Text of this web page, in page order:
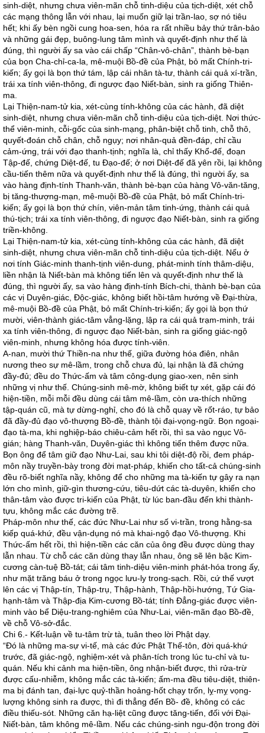
sinh-diệt, nhưng chưa viên-mãn chỗ tinh-diệu của tịch-diệt, xét chỗ
các mạng thông lẫn với nhau, lại muốn giữ lại trần-lao, sợ nó tiêu
hết; khi ấy bèn ngồi cung hoa-sen, hóa ra rất nhiều bảy thứ trân-bảo
và những gái đẹp, buông-lung tâm mình và quyết-định như thế là
đúng, thì người ấy sa vào cái chấp “Chân-vô-chân”, thành bè-bạn
của bọn Cha-chỉ-ca-la, mê-muội Bồ-đề của Phật, bỏ mất Chính-tri-
kiến; ấy gọi là bọn thứ tám, lập cái nhân tà-tư, thành cái quả xí-trần,
trái xa tính viên-thông, đi ngược đạo Niết-bàn, sinh ra giống Thiên-
ma.
Lại Thiện-nam-tử kia, xét-cùng tính-không của các hành, đã diệt
sinh-diệt, nhưng chưa viên-mãn chỗ tinh-diệu của tịch-diệt. Nơi thức-
thể viên-minh, cỗi-gốc của sinh-mạng, phân-biệt chỗ tinh, chỗ thô,
quyết-đoán chỗ chân, chỗ ngụy; nơi nhân-quả đền-đáp, chỉ cầu
cảm-ứng, trái với đạo thanh-tịnh; nghĩa là, chỉ thấy Khổ-đế, đoạn
Tập-đế, chứng Diệt-đế, tu Đạo-đế; ở nơi Diệt-đế đã yên rồi, lại không
cầu-tiến thêm nữa và quyết-định như thế là đúng, thì người ấy, sa
vào hàng định-tính Thanh-văn, thành bè-bạn của hàng Vô-văn-tăng,
bị tăng-thượng-mạn, mê-muội Bồ-đề của Phật, bỏ mất Chính-tri-
kiến; ấy gọi là bọn thứ chín, viên-mản tâm tinh-ứng, thành cái quả
thú-tịch; trái xa tính viên-thông, đi ngược đạo Niết-bàn, sinh ra giống
triền-không.
Lại Thiện-nam-tử kia, xét-cùng tính-không của các hành, đã diệt
sinh-diệt, nhưng chưa viên-mãn chỗ tinh-diệu của tịch-diệt. Nếu ở
nơi tính Giác-minh thanh-tịnh viên-dung, phát-minh tính thâm-diệu,
liền nhận là Niết-bàn mà không tiến lên và quyết-định như thế là
đúng, thì người ấy, sa vào hàng định-tính Bích-chi, thành bè-bạn của
các vị Duyên-giác, Độc-giác, không biết hồi-tâm hướng về Đại-thừa,
mê-muội Bồ-đề của Phật, bỏ mất Chính-tri-kiến; ấy gọi là bọn thứ
mười, viên-thành giác-tâm vẳng-lặng, lập ra cái quả trạm-minh, trái
xa tính viên-thông, đi ngược đạo Niết-bàn, sinh ra giống giác-ngộ
viên-minh, nhưng không hóa được tính-viên.
A-nan, mười thứ Thiền-na như thế, giữa đường hóa điên, nhân
nương theo sự mê-lầm, trong chỗ chưa đủ, lại nhận là đã chứng
đầy-đủ; đều do Thức-ấm và tâm công-dụng giao-xen, nên sinh
những vị như thế. Chúng-sinh mê-mờ, không biết tự xét, gặp cái đó
hiện-tiền, mỗi mỗi đều dùng cái tâm mê-lầm, còn ưa-thích những
tập-quán cũ, mà tự dừng-nghỉ, cho đó là chỗ quay về rốt-ráo, tự bảo
đã đầy-đủ đạo vô-thượng Bồ-đề, thành tội đại-vọng-ngữ. Bọn ngoại-
đạo tà-ma, khi nghiệp-báo chiêu-cảm hết rồi, thì sa vào ngục Vô-
gián; hàng Thanh-văn, Duyên-giác thì không tiến thêm được nữa.
Bọn ông để tâm giữ đạo Như-Lai, sau khi tôi diệt-độ rồi, đem pháp-
môn nầy truyền-bày trong đời mạt-pháp, khiến cho tất-cả chúng-sinh
đều rõ-biết nghĩa nầy, không để cho những ma tà-kiến tự gây ra nạn
lớn cho mình, giữ-gìn thương-cứu, tiêu-dứt các tà-duyên, khiến cho
thân-tâm vào được tri-kiến của Phật, từ lúc ban-đầu đến khi thành-
tựu, không mắc các đường trẽ.
Pháp-môn như thế, các đức Như-Lai như số vi-trần, trong hằng-sa
kiếp quá-khứ, đều vận-dụng nó mà khai-ngộ đạo Vô-thượng. Khi
Thức-ấm hết rồi, thì hiện-tiền các căn của ông đều được dùng thay
lẫn nhau. Từ chỗ các căn dùng thay lẫn nhau, ông sẽ lên bậc Kim-
cương càn-tuệ Bồ-tát; cái tâm tinh-diệu viên-minh phát-hóa trong ấy,
như mặt trăng báu ở trong ngọc lưu-ly trong-sạch. Rồi, cứ thế vượt
lên các vị Thập-tín, Thập-trụ, Thập-hành, Thập-hồi-hướng, Tứ Gia-
hạnh-tâm và Thập-địa Kim-cương Bồ-tát; tính Đẳng-giác được viên-
minh vào bể Diệu-trang-nghiêm của Như-Lai, viên-mãn đạo Bồ-đề,
về chỗ Vô-sở-đắc.
Chi 6.- Kết-luận về tu-tâm trừ tà, tuân theo lời Phật dạy.
“Ðó là những ma-sự vi-tế, mà các đức Phật Thế-tôn, đời quá-khứ
trước, đã giác-ngộ, nghiệm-xét và phân-tích trong lúc tu-chỉ và tu-
quán. Nếu khi cảnh ma hiện-tiền, ông nhận-biết được, thì rửa-trừ
được cấu-nhiễm, không mắc các tà-kiến; ấm-ma đều tiêu-diệt, thiên-
ma bị đánh tan, đại-lực quỷ-thần hoảng-hốt chạy trốn, lỵ-mỵ vọng-
lượng không sinh ra được, thì đi thẳng đến Bồ- đề, không có các
điều thiếu-sót. Những căn hạ-liệt cũng được tăng-tiến, đối với Ðại-
Niết-bàn, tâm không mê-lầm. Nếu các chúng-sinh ngu-độn trong đời